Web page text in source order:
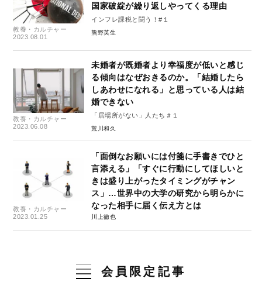
教養・カルチャー
2023.08.01
国家破綻が繰り返しやってくる理由
インフレ課税と闘う！#１
熊野英生
教養・カルチャー
2023.06.08
未婚者が既婚者より幸福度が低いと感じ
る傾向はなぜおきるのか。「結婚したら
しあわせになれる」と思っている人は結
婚できない
「居場所がない」人たち＃１
荒川和久
教養・カルチャー
2023.01.25
「面倒なお願いには付箋に手書きでひと
言添える」「すぐに行動にしてほしいと
きは盛り上がったタイミングがチャン
ス」…世界中の大学の研究から明らかに
なった相手に届く伝え方とは
川上徹也
会員限定記事